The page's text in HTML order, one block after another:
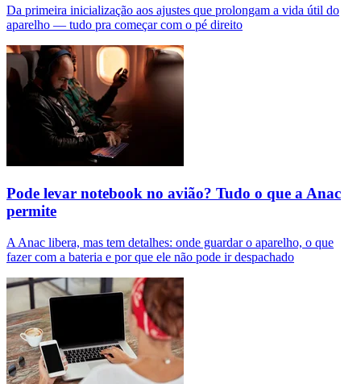
Da primeira inicialização aos ajustes que prolongam a vida útil do
aparelho — tudo pra começar com o pé direito
Pode levar notebook no avião? Tudo o que a Anac
permite
A Anac libera, mas tem detalhes: onde guardar o aparelho, o que
fazer com a bateria e por que ele não pode ir despachado